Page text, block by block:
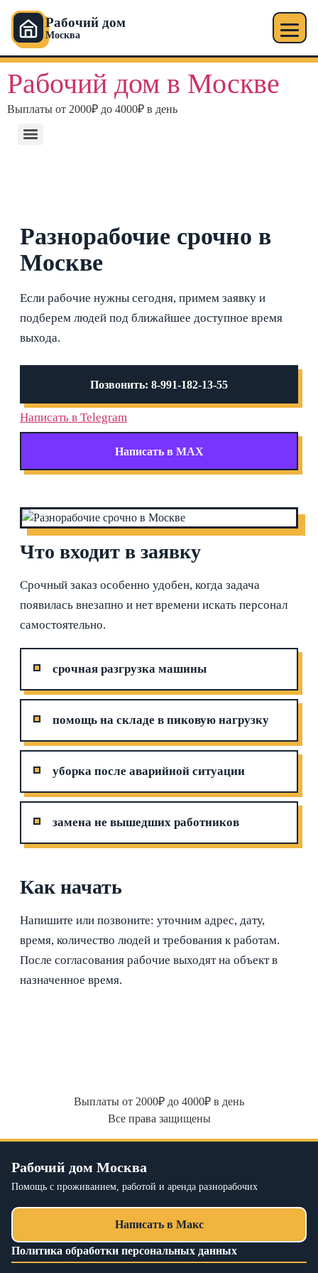
Рабочий дом
Москва
Рабочий дом в Москве
Выплаты от 2000₽ до 4000₽ в день
Разнорабочие срочно в
Москве
Если рабочие нужны сегодня, примем заявку и
подберем людей под ближайшее доступное время
выхода.
Позвонить: 8-991-182-13-55
Написать в Telegram
Написать в MAX
Что входит в заявку
Срочный заказ особенно удобен, когда задача
появилась внезапно и нет времени искать персонал
самостоятельно.
срочная разгрузка машины
помощь на складе в пиковую нагрузку
уборка после аварийной ситуации
замена не вышедших работников
Как начать
Напишите или позвоните: уточним адрес, дату,
время, количество людей и требования к работам.
После согласования рабочие выходят на объект в
назначенное время.
Выплаты от 2000₽ до 4000₽ в день
Все права защищены
Рабочий дом Москва
Помощь с проживанием, работой и аренда разнорабочих
Написать в Макс
Политика обработки персональных данных